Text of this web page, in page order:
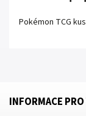
Pokémon TCG
INFORMACE PRO